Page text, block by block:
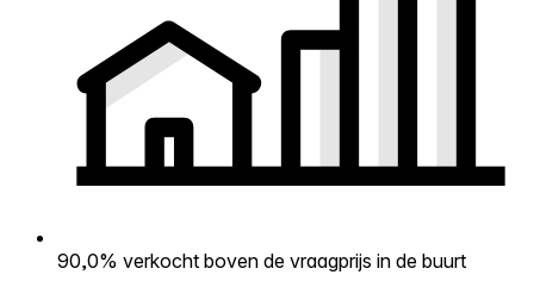
90,0% verkocht boven de vraagprijs in de buurt